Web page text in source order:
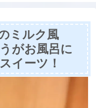
ミルク風
がお風呂に
イーツ！